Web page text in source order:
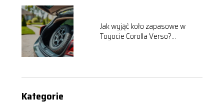
Jak wyjąć koło zapasowe w
Toyocie Corolla Verso?
Kategorie